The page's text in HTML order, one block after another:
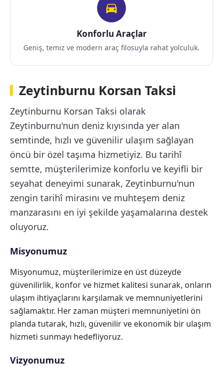
Konforlu Araçlar
Geniş, temiz ve modern araç filosuyla rahat yolculuk.
Zeytinburnu Korsan Taksi
Zeytinburnu Korsan Taksi olarak
Zeytinburnu'nun deniz kıyısında yer alan
semtinde, hızlı ve güvenilir ulaşım sağlayan
öncü bir özel taşıma hizmetiyiz. Bu tarihî
semtte, müşterilerimize konforlu ve keyifli bir
seyahat deneyimi sunarak, Zeytinburnu'nun
zengin tarihî mirasını ve muhteşem deniz
manzarasını en iyi şekilde yaşamalarına destek
oluyoruz.
Misyonumuz
Misyonumuz, müşterilerimize en üst düzeyde
güvenilirlik, konfor ve hizmet kalitesi sunarak, onların
ulaşım ihtiyaçlarını karşılamak ve memnuniyetlerini
sağlamaktır. Her zaman müşteri memnuniyetini ön
planda tutarak, hızlı, güvenilir ve ekonomik bir ulaşım
hizmeti sunmayı hedefliyoruz.
Vizyonumuz